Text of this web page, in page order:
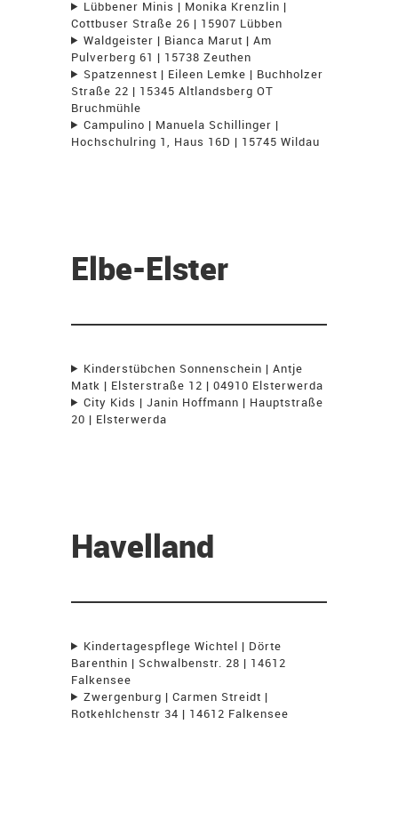
Lübbener Minis | Monika Krenzlin |
Cottbuser Straße 26 | 15907 Lübben
Waldgeister | Bianca Marut | Am
Pulverberg 61 | 15738 Zeuthen
Spatzennest | Eileen Lemke | Buchholzer
Straße 22 | 15345 Altlandsberg OT
Bruchmühle
Campulino | Manuela Schillinger |
Hochschulring 1, Haus 16D | 15745 Wildau
Elbe-Elster
Kinderstübchen Sonnenschein | Antje
Matk | Elsterstraße 12 | 04910 Elsterwerda
City Kids | Janin Hoffmann | Hauptstraße
20 | Elsterwerda
Havelland
Kindertagespflege Wichtel | Dörte
Barenthin | Schwalbenstr. 28 | 14612
Falkensee
Zwergenburg | Carmen Streidt |
Rotkehlchenstr 34 | 14612 Falkensee